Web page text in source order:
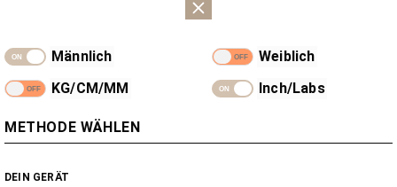
Männlich
Weiblich
KG/CM/MM
Inch/Labs
METHODE WÄHLEN
DEIN GERÄT